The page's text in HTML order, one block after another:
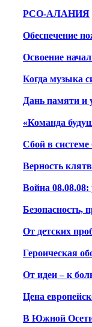
РСО-АЛАНИЯ
Обеспечение
Освоение
Когда музыка
Дань памяти и
«Команда
Сбой в
Верность
Война 08.08.08:
Безопасность,
От детских
Героическая
От идеи – к
Цена
В Южной